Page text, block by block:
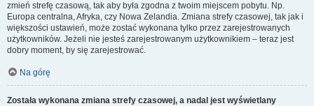
zmień strefę czasową, tak aby była zgodna z twoim miejscem pobytu. Np.
Europa centralna, Afryka, czy Nowa Zelandia. Zmiana strefy czasowej, tak jak i
większości ustawień, może zostać wykonana tylko przez zarejestrowanych
użytkowników. Jeżeli nie jesteś zarejestrowanym użytkownikiem – teraz jest
dobry moment, by się zarejestrować.
Na górę
Została wykonana zmiana strefy czasowej, a nadal jest wyświetlany